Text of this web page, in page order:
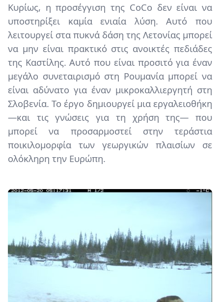
Κυρίως, η προσέγγιση της CoCo δεν είναι να
υποστηρίξει καμία ενιαία λύση. Αυτό που
λειτουργεί στα πυκνά δάση της Λετονίας μπορεί
να μην είναι πρακτικό στις ανοικτές πεδιάδες
της Καστίλης. Αυτό που είναι προσιτό για έναν
μεγάλο συνεταιρισμό στη Ρουμανία μπορεί να
είναι αδύνατο για έναν μικροκαλλιεργητή στη
Σλοβενία. Το έργο δημιουργεί μια εργαλειοθήκη
—και τις γνώσεις για τη χρήση της— που
μπορεί να προσαρμοστεί στην τεράστια
ποικιλομορφία των γεωργικών πλαισίων σε
ολόκληρη την Ευρώπη.
Image